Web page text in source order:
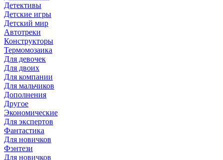
Детективы
Детские игры
Детский мир
Автотреки
Конструкторы
Термомозаика
Для девочек
Для двоих
Для компании
Для мальчиков
Дополнения
Другое
Экономические
Для экспертов
Фантастика
Для новичков
Фэнтези
Для новичков